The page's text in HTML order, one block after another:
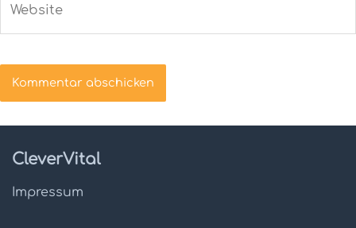
CleverVital
Impressum